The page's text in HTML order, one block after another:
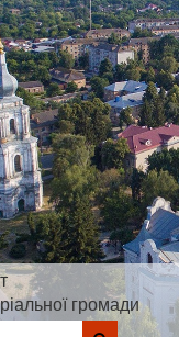
громади